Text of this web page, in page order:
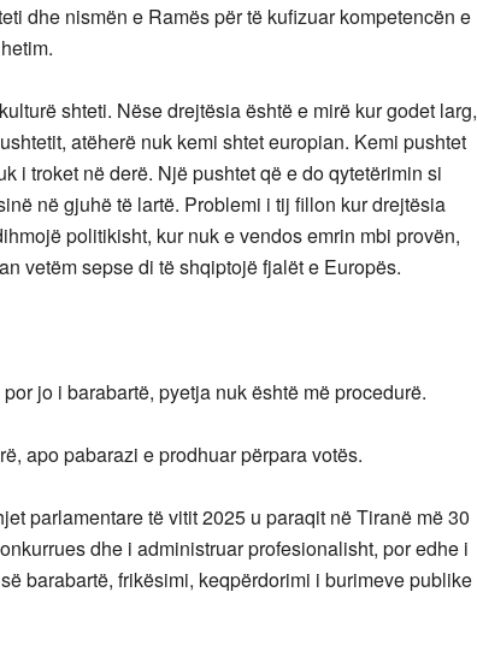
dhe nismën e Ramës për të kufizuar kompetencën e
shteti. Nëse drejtësia është e mirë kur godet larg,
atëherë nuk kemi shtet europian. Kemi pushtet
i troket në derë. Një pushtet që e do qytetërimin si
në gjuhë të lartë. Problemi i tij fillon kur drejtësia
politikisht, kur nuk e vendos emrin mbi provën,
vetëm sepse di të shqiptojë fjalët e Europës.
jo i barabartë, pyetja nuk është më procedurë.
apo pabarazi e prodhuar përpara votës.
parlamentare të vitit 2025 u paraqit në Tiranë më 30
dhe i administruar profesionalisht, por edhe i
barabartë, frikësimi, keqpërdorimi i burimeve publike